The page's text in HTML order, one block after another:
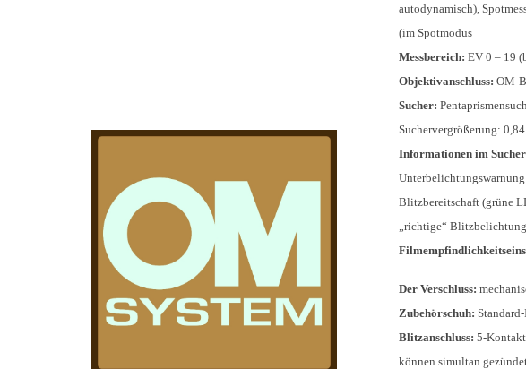
autodynamisch),
(im Spotmodus
Messbereich: EV 0 – 19
Objektivanschluss: OM-
Sucher:
Suchervergrößerung: 0,84
Informationen im Sucher
Blitzbereitschaft (grüne
„richtige“
Der Verschluss:
Zubehörschuh:
Blitzanschluss: 5-
können simultan